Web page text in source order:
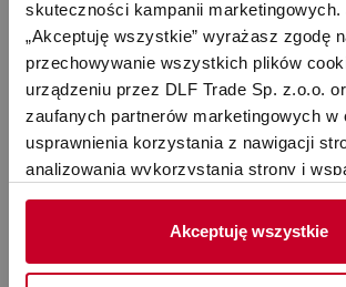
skuteczności kampanii
„Akceptuję wszystkie” wyrażasz zgodę
przechowywanie wszystkich plików
urządzeniu przez DLF Trade Sp. z.o.o.
zaufanych partnerów marketingowych w
usprawnienia korzystania z nawigacji
analizowania wykorzystania strony i
działań marketingowych. Możesz też
samodzielnie poprzez wybranie opcji
prywatności. W związku z
Akceptuję wszystkie
Komentarze (0)
Oceń produkt